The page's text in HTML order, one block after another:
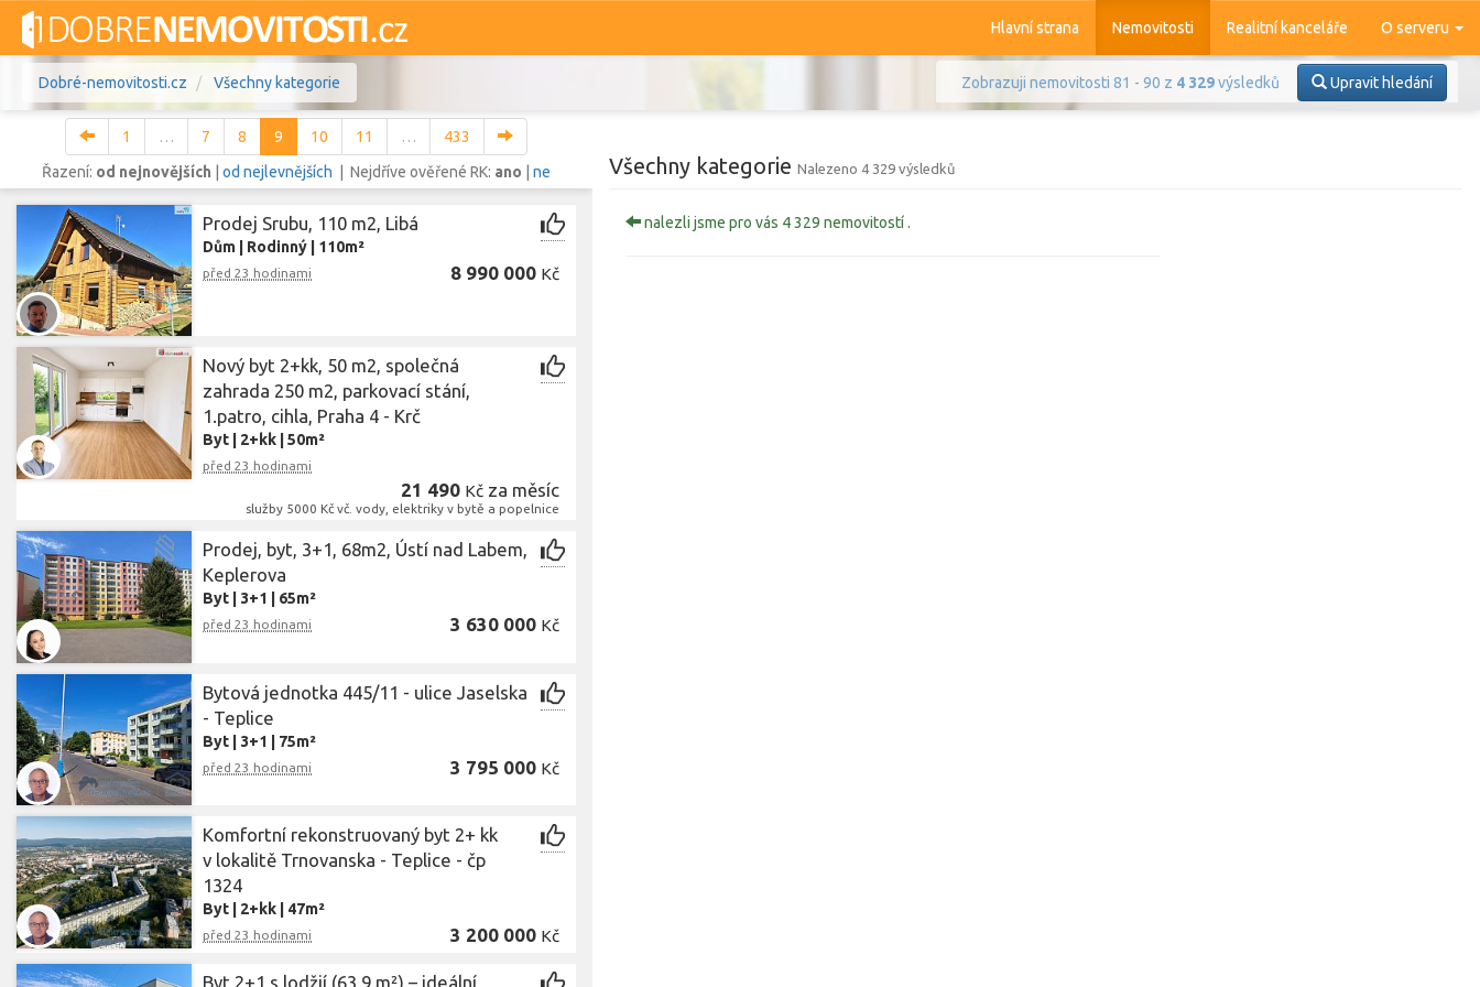
Hlavní strana Nemovitosti Realitní kanceláře O serveru
Zobrazuji nemovitosti 81 - 90 z 4 329výsledků Upravit hledání
Dobré-nemovitosti.cz Všechny kategorie
Byty Domy Pozemky Komerční
Lokalita
Cena
1 … 7 8 9 10 11 …
433
Řazení: od nejnovějších od nejlevnějších | Nejdříve ověřené RK: ano ne
Prodej Srubu, 110 m2, Libá
Dům Rodinný 110m²
před 23 hodinami 8 990 000 Kč
Nový byt 2+kk, 50 m2, společná
zahrada 250 m2, parkovací stání,
1.patro, cihla, Praha 4 - Krč
Byt 2+kk |50m²
před 23 hodinami
21 490 Kč za měsíc
služby 5000 Kč vč. vody, elektriky v bytě a popelnice
Prodej, byt, 3+1, 68m2, Ústí nad Labem,
Keplerova
Byt 3+1 65m²
před 23 hodinami 3 630 000 Kč
Bytová jednotka 445/11 - ulice Jaselska
- Teplice
Byt 3+1 75m²
před 23 hodinami 3 795 000 Kč
Komfortní rekonstruovaný byt 2+ kk
v lokalitě Trnovanska - Teplice - čp
1324
Byt 2+kk 47m²
před 23 hodinami 3 200 000 Kč
Byt 2+1 s lodžií (63,9 m²) – ideální
Všechny kategorie Nalezeno 4 329 výsledků
nalezli jsme pro vás 4 329 nemovitostí .